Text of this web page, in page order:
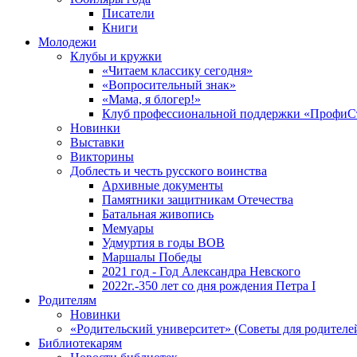
Писатели
Книги
Молодежи
Клубы и кружки
«Читаем классику сегодня»
«Вопросительный знак»
«Мама, я блогер!»
Клуб профессиональной поддержки
Новинки
Выставки
Викторины
Доблесть и честь русского воинства
Архивные документы
Памятники защитникам Отечества
Батальная живопись
Мемуары
Удмуртия в годы ВОВ
Маршалы Победы
2021 год - Год Александра Невского
2022г.-350 лет со дня рождения Петра I
Родителям
Новинки
«Родительский университет» (Советы для
Библиотекарям